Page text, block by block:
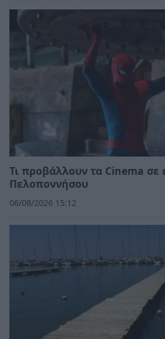
Τι προβάλλουν τα Cinema σε
Πελοποννήσου
06/08/2026 15:12